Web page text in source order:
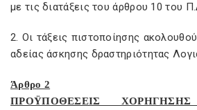
με τις διατάξεις του άρθρου 10 του
2. Οι τάξεις πιστοποίησης
αδείας άσκησης δραστηριότητας
Άρθρο 2
ΠΡΟΫΠΟΘΕΣΕΙΣ